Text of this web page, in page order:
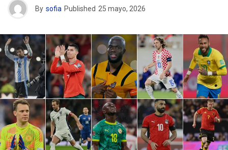
By sofia Published 25 mayo, 2026